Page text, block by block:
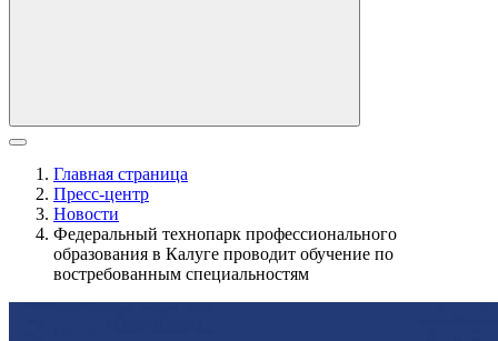
Главная страница
Пресс-центр
Новости
Федеральный технопарк профессионального
образования в Калуге проводит обучение по
востребованным специальностям